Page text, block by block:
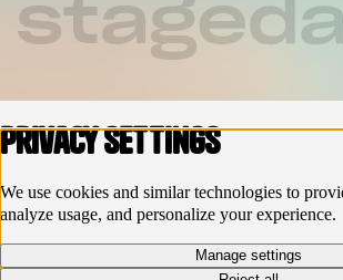
Privacy settings
We use cookies and similar technologies to
analyze usage, and personalize your experience.
Manage settings